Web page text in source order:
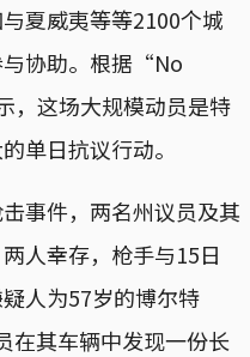
夏威夷等等2100个城
与协助。根据“No
，这场大规模动员是特
单日抗议行动。
事件，两名州议员及其
人幸存，枪手与15日
人为57岁的博尔特
在其车辆中发现一份长